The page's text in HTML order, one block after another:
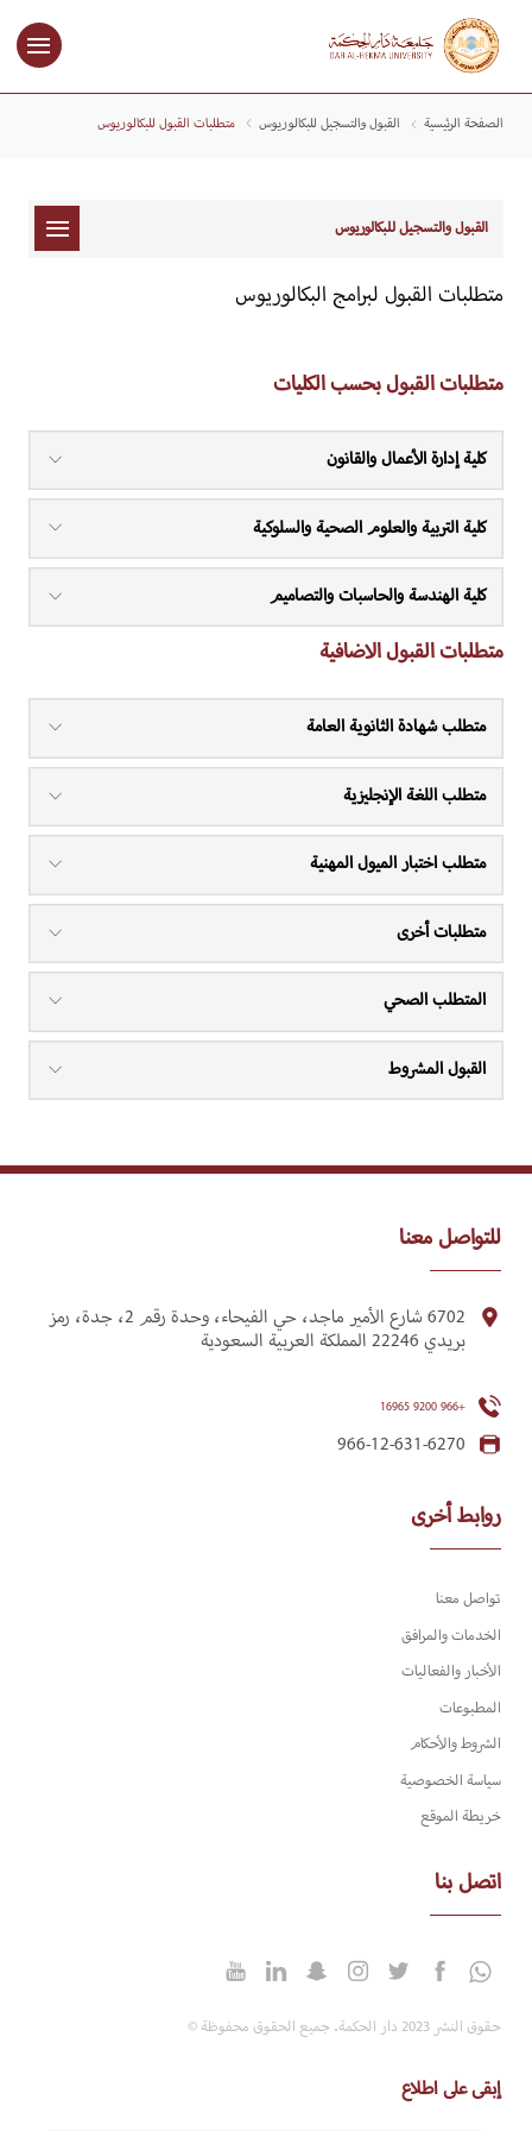
الصفحة الرئيسية القبول والتسجيل للبكالوريوس متطلبات القبول للبكالوريوس
القبول والتسجيل للبكالوريوس
متطلبات القبول لبرامج البكالوريوس
متطلبات القبول بحسب الكليات
كلية إدارة الأعمال والقانون
كلية التربية والعلوم الصحية والسلوكية
كلية الهندسة والحاسبات والتصاميم
متطلبات القبول الاضافية
متطلب شهادة الثانوية العامة
متطلب اللغة الإنجليزية
متطلب اختبار الميول المهنية
متطلبات أخرى
المتطلب الصحي
القبول المشروط
للتواصل معنا
6702 شارع الأمير ماجد، حي الفيحاء، وحدة رقم 2، جدة، رمز
بريدي 22246 المملكة العربية السعودية
+966 9200 16965
966-12-631-6270
روابط أخرى
تواصل معنا
الخدمات والمرافق
الأخبار والفعاليات
المطبوعات
الشروط والأحكام
سياسة الخصوصية
خريطة الموقع
اتصل بنا
حقوق النشر 2023 دار الحكمة. جميع الحقوق محفوظة ©
إبقى على اطلاع